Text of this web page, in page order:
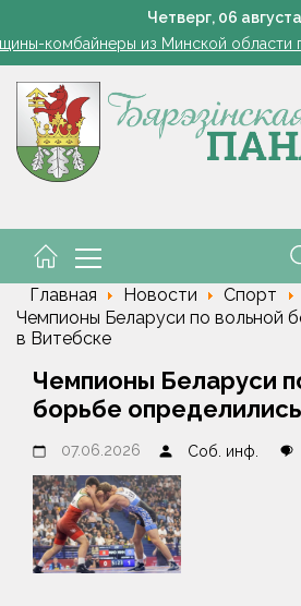
Четверг, 06 августа
рабочем месте. Обязательные
комбайнеры из Минской области
Ребенок провалился в
философию отношений с Алжиром
рабочем месте. Обязательные
Главная Новости
Спорт
Чемпионы Беларуси по вольной
в Витебске
Чемпионы Беларуси
борьбе
07.06.2026 Соб. инф.